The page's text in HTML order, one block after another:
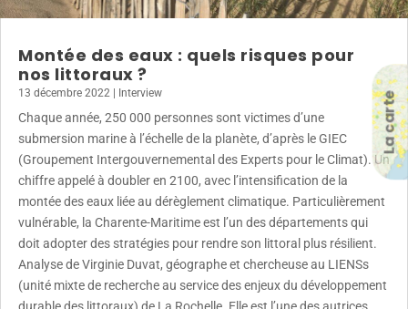
La carte
Montée des eaux : quels risques pour
nos littoraux ?
13 décembre 2022 | Interview
Chaque année, 250 000 personnes sont victimes d’une
submersion marine à l’échelle de la planète, d’après le GIEC
(Groupement Intergouvernemental des Experts pour le Climat). Un
chiffre appelé à doubler en 2100, avec l’intensification de la
montée des eaux liée au dérèglement climatique. Particulièrement
vulnérable, la Charente-Maritime est l’un des départements qui
doit adopter des stratégies pour rendre son littoral plus résilient.
Analyse de Virginie Duvat, géographe et chercheuse au LIENSs
(unité mixte de recherche au service des enjeux du développement
durable des littoraux) de La Rochelle. Elle est l’une des autrices